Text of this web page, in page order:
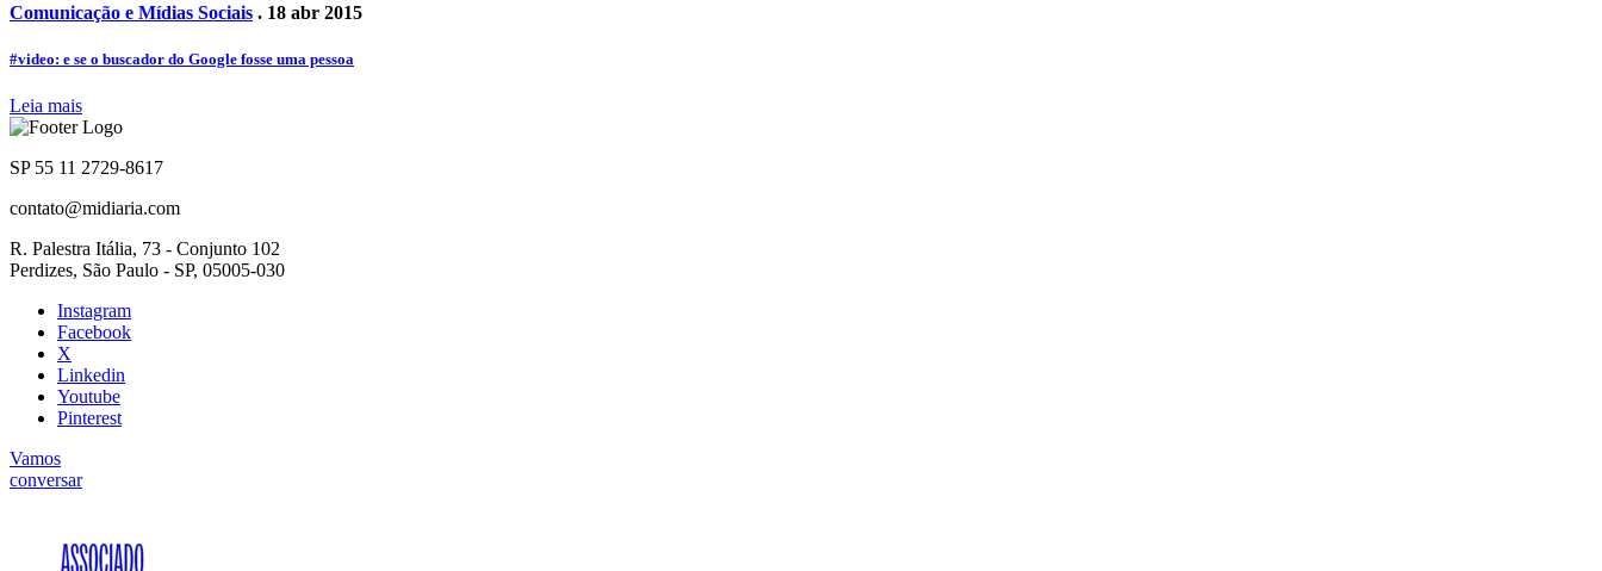
Comunicação e Mídias Sociais . 18 abr 2015
#video: e se o buscador do Google fosse uma pessoa
Leia mais
SP 55 11 2729-8617
contato@midiaria.com
R. Palestra Itália, 73 - Conjunto 102
Perdizes, São Paulo - SP, 05005-030
Instagram
Facebook
X
Linkedin
Youtube
Pinterest
Vamos
conversar